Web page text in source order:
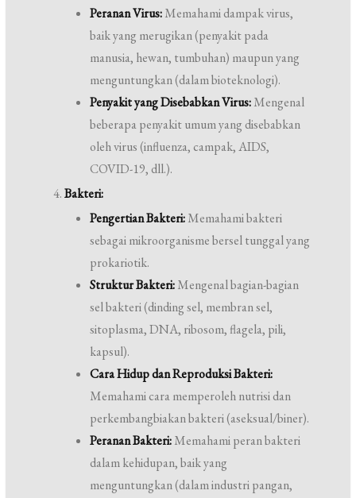
Peranan Virus:Memahami dampak virus,
baik yang merugikan (penyakit pada
manusia, hewan, tumbuhan) maupun yang
menguntungkan (dalam bioteknologi).
Penyakit yang Disebabkan Virus:Mengenal
beberapa penyakit umum yang disebabkan
oleh virus (influenza, campak, AIDS,
COVID-19, dll.).
Bakteri:
Pengertian Bakteri:Memahami bakteri
sebagai mikroorganisme bersel tunggal yang
prokariotik.
Struktur Bakteri:Mengenal bagian-bagian
sel bakteri (dinding sel, membran sel,
sitoplasma, DNA, ribosom, flagela, pili,
kapsul).
Cara Hidup dan Reproduksi Bakteri:
Memahami cara memperoleh nutrisi dan
perkembangbiakan bakteri (aseksual/biner).
Peranan Bakteri:Memahami peran bakteri
dalam kehidupan, baik yang
menguntungkan (dalam industri pangan,